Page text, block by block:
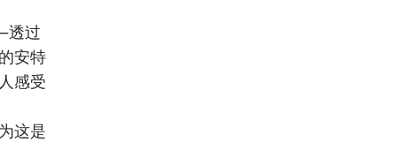
透过
安特
感受
这是